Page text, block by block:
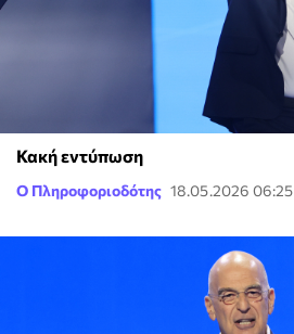
Κακή εντύπωση
Ο Πληροφοριοδότης 18.05.2026 06:25